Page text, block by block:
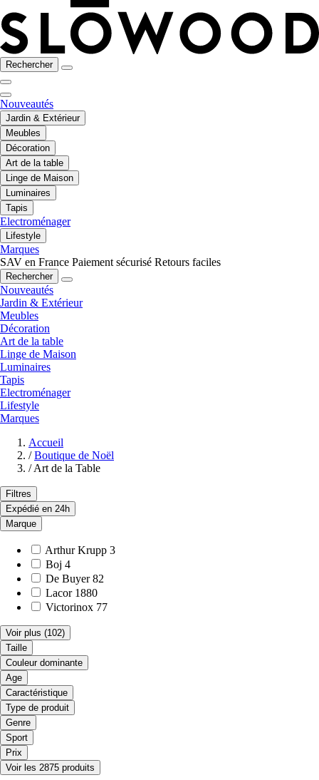
Rechercher
Nouveautés
Jardin & Extérieur
Meubles
Décoration
Art de la table
Linge de Maison
Luminaires
Tapis
Electroménager
Lifestyle
Marques
SAV en France Paiement sécurisé Retours faciles
Rechercher
Nouveautés
Jardin & Extérieur
Meubles
Décoration
Art de la table
Linge de Maison
Luminaires
Tapis
Electroménager
Lifestyle
Marques
Accueil
/ Boutique de Noël
/ Art de la Table
Filtres
Expédié en 24h
Marque
Arthur Krupp 3
Boj 4
De Buyer 82
Lacor 1880
Victorinox 77
Voir plus (102)
Taille
Couleur dominante
Age
Caractéristique
Type de produit
Genre
Sport
Prix
Voir les 2875 produits